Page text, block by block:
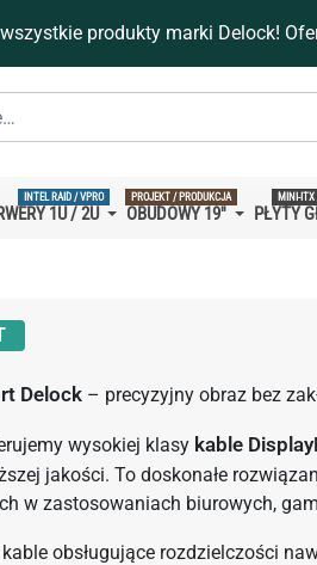
produkty marki Delock!
1U / 2U
INTEL RAID / VPRO
OBUDOWY 19''
PROJEKT / PRODUKCJA
PŁYTY
MINI-ITX
Delock – precyzyjny obraz bez
wysokiej klasy kable
jakości. To doskonałe
w zastosowaniach biurowych,
obsługujące rozdzielczości